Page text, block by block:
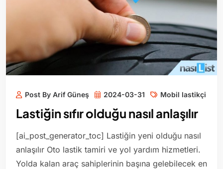
Post By Arif Güneş 2024-03-31 Mobil lastikçi
Lastiğin sıfır olduğu nasıl anlaşılır
[ai_post_generator_toc] Lastiğin yeni olduğu nasıl
anlaşılır Oto lastik tamiri ve yol yardım hizmetleri.
Yolda kalan araç sahiplerinin başına gelebilecek en